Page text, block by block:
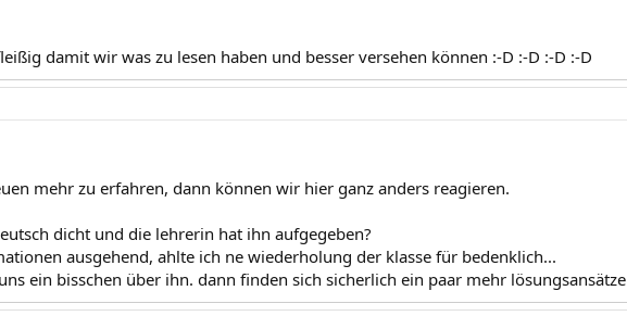
damit wir was zu lesen haben und besser versehen können :-D :-D :-D :-D
mehr zu erfahren, dann können wir hier ganz anders reagieren.
dicht und die lehrerin hat ihn aufgegeben?
ausgehend, ahlte ich ne wiederholung der klasse für bedenklich...
ein bisschen über ihn. dann finden sich sicherlich ein paar mehr lösungsansätze